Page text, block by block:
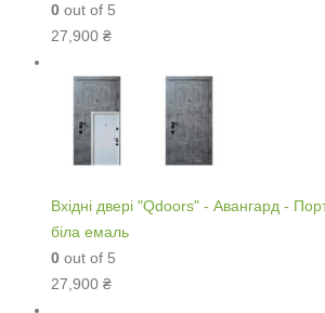
0 out of 5
27,900 ₴
Вхідні двері "Qdoors" - Авангард -
біла емаль
0 out of 5
27,900 ₴